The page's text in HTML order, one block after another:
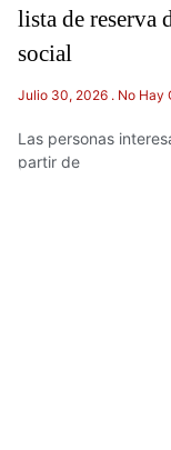
lista de reserva
social
Julio 30, 2026 No Hay
Las personas
partir de